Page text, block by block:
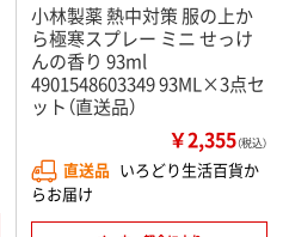
小林製薬 熱中対策 服の上か
ら極寒スプレー ミニ せっけ
んの香り 93ml
4901548603349 93ML×3点セ
ット（直送品）
￥2,355（税込）
直送品 いろどり生活百貨か
らお届け